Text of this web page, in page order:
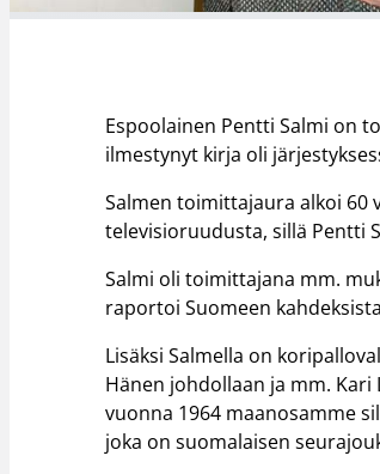
Espoolainen Pentti Salmi on
ilmestynyt kirja oli
Salmen toimittajaura alkoi 60
televisioruudusta, sillä Pentti
Salmi oli toimittajana mm.
raportoi Suomeen
Lisäksi Salmella on
Hänen johdollaan ja mm.
vuonna 1964 maanosamme
joka on suomalaisen